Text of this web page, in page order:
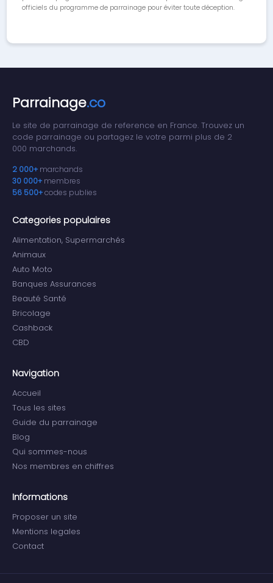
officiels du programme de parrainage pour éviter toute déception.
Parrainage.co
Le site de parrainage de reference en France. Trouvez un
code parrainage ou partagez le votre parmi plus de 2
000 marchands.
2 000+ marchands
30 000+ membres
56 500+codes publies
Categories populaires
Alimentation, Supermarchés
Animaux
Auto Moto
Banques Assurances
Beauté Santé
Bricolage
Cashback
CBD
Navigation
Accueil
Tous les sites
Guide du parrainage
Blog
Qui sommes-nous
Nos membres en chiffres
Informations
Proposer un site
Mentions legales
Contact